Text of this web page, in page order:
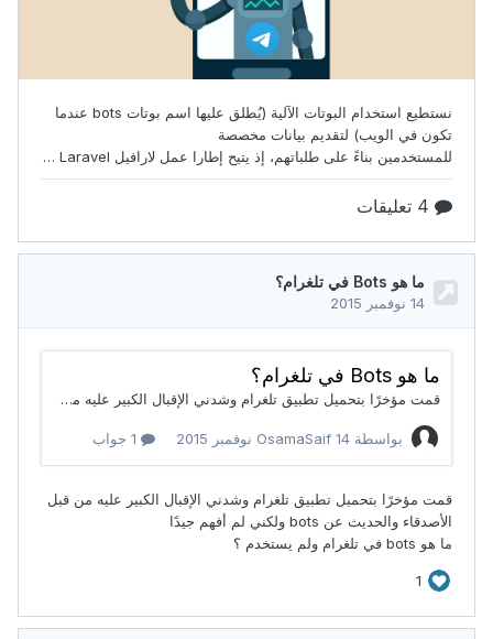
https://telegram.me/spambot